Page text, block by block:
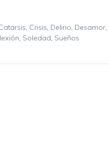
, Crisis, Delirio, Desamor,
, Soledad, Sueños